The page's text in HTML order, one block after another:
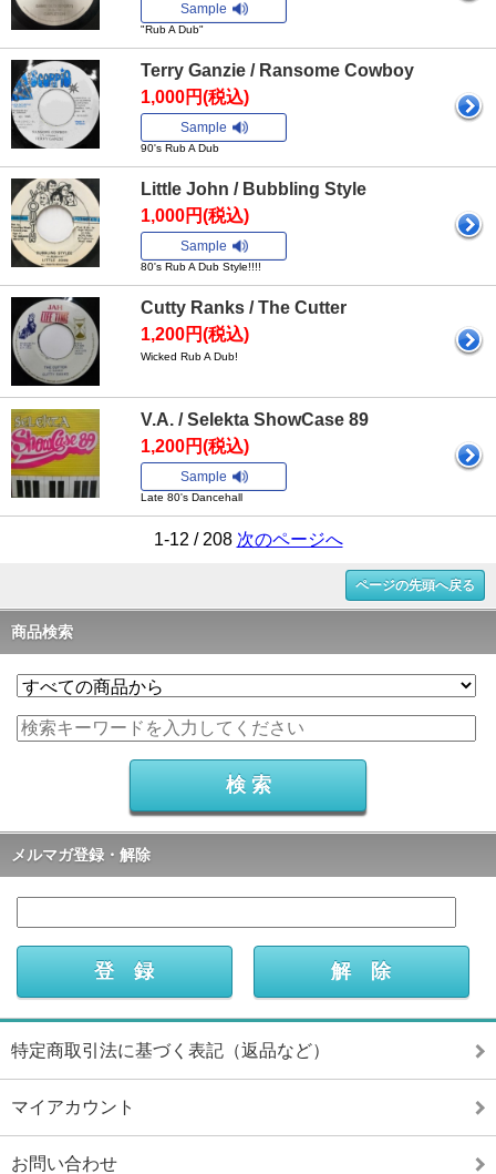
Sample
"Rub A Dub"
Terry Ganzie / Ransome Cowboy
1,000円(税込)
Sample
90's Rub A Dub
Little John / Bubbling Style
1,000円(税込)
Sample
80's Rub A Dub Style!!!!
Cutty Ranks / The Cutter
1,200円(税込)
Wicked Rub A Dub!
V.A. / Selekta ShowCase 89
1,200円(税込)
Sample
Late 80's Dancehall
1-12 / 208 次のページへ
ページの先頭へ戻る
商品検索
メルマガ登録・解除
特定商取引法に基づく表記（返品など）
マイアカウント
お問い合わせ